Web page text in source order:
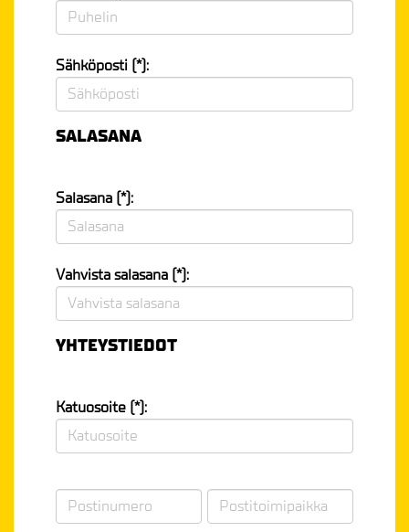
Sähköposti (*):
SALASANA
Salasana (*):
Vahvista salasana (*):
YHTEYSTIEDOT
Katuosoite (*):